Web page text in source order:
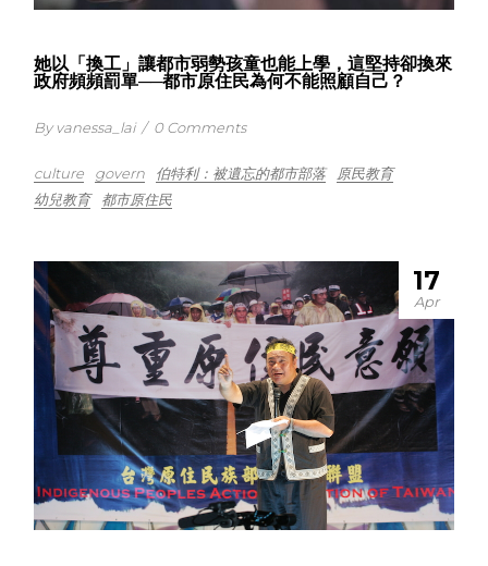
她以「換工」讓都市弱勢孩童也能上學，這堅持卻換來
政府頻頻罰單──都市原住民為何不能照顧自己？
By vanessa_lai / 0 Comments
culture govern 伯特利：被遺忘的都市部落
原民教育
幼兒教育
都市原住民
17
Apr